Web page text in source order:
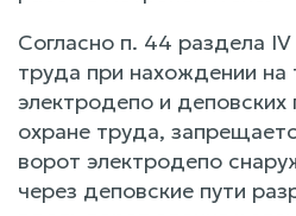
Согласно п. 44 раздела
труда при нахождении на
электродепо и деповских
охране труда,
ворот электродепо
через деповские пути